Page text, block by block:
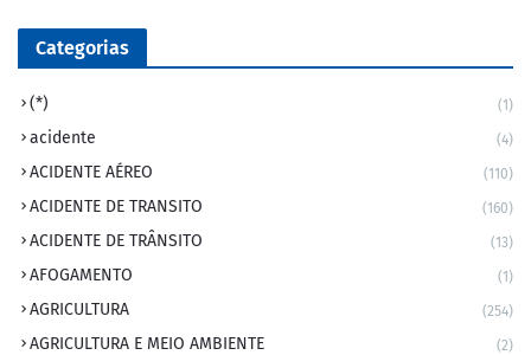
Categorias
(*) (1)
acidente (4)
ACIDENTE AÉREO (110)
ACIDENTE DE TRANSITO (160)
ACIDENTE DE TRÂNSITO (13)
AFOGAMENTO (1)
AGRICULTURA (254)
AGRICULTURA E MEIO AMBIENTE (2)